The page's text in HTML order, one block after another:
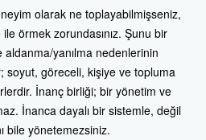
olarak ne toplayabilmişseniz,
ile örmek zorundasınız. Şunu bir
yanılma nedenlerinin
soyut, göreceli, kişiye ve topluma
İnanç birliği; bir yönetim ve
İnanca dayalı bir sistemle, değil
bile yönetemezsiniz.